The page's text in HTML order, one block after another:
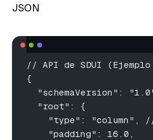
JSON
// API de SDUI
{
"schemaVersion":
  "root": {
"type": "column",
    "padding": 16.0,